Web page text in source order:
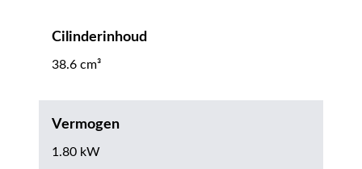
Cilinderinhoud
38.6 cm³
Vermogen
1.80 kW